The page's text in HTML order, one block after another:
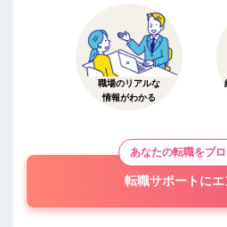
職場のリアルな
情報がわかる
あなたの転職をプ
転職サポートに